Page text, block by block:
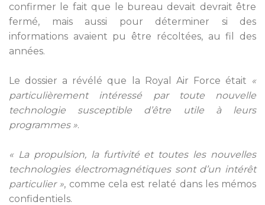
confirmer le fait que le bureau devait devrait être
fermé, mais aussi pour déterminer si des
informations avaient pu être récoltées, au fil des
années.
Le dossier a révélé que la Royal Air Force était «
particulièrement intéressé par toute nouvelle
technologie susceptible d’être utile à leurs
programmes ».
« La propulsion, la furtivité et toutes les nouvelles
technologies électromagnétiques sont d’un intérêt
particulier », comme cela est relaté dans les mémos
confidentiels.